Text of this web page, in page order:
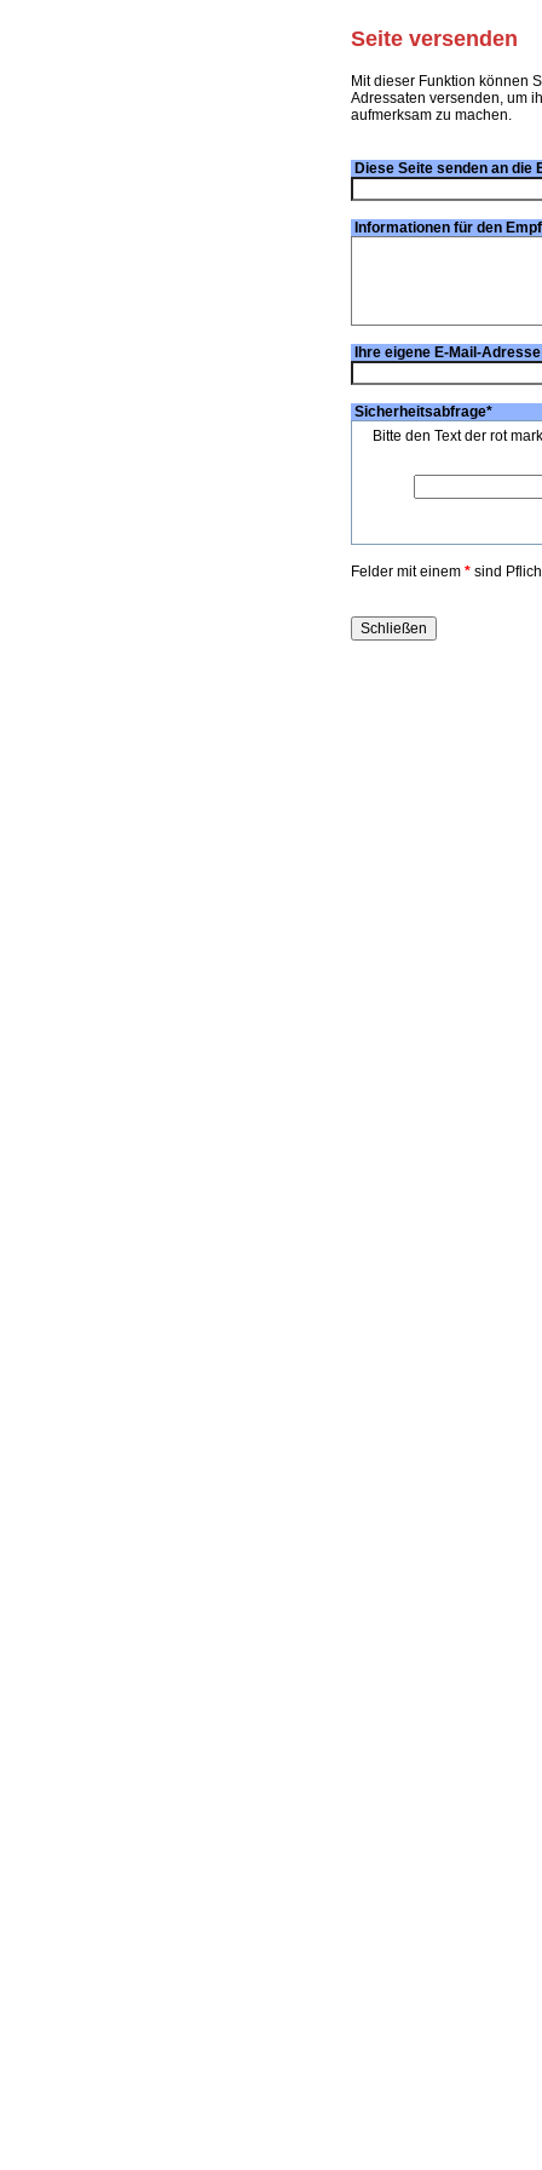
Seite versenden
Mit dieser Funktion können
Adressaten versenden, um
aufmerksam zu machen.
Diese Seite senden an die
Informationen für den
Ihre eigene E-Mail-
Sicherheitsabfrage*
Bitte den Text der rot
Felder mit einem * sind